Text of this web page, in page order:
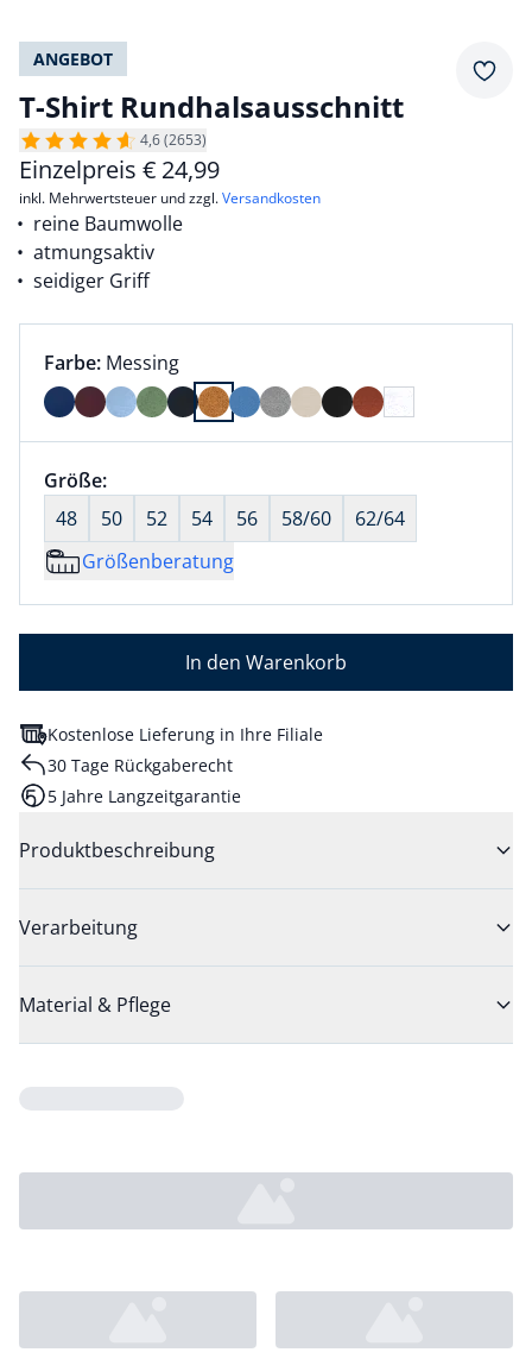
ANGEBOT
T-Shirt Rundhalsausschnitt
4,6 (2653)
Einzelpreis € 24,99
inkl. Mehrwertsteuer und zzgl.Versandkosten
reine Baumwolle
atmungsaktiv
seidiger Griff
Farbauswahl:
Farbe: aktuell ausgewählt:
Messing
Farbe Messing ausgewählt
Größenauswahl:
Größe:nichts ausgewählt
48
50 52 54 56 58/60
62/64
Größenberatung
In den Warenkorb
Kostenlose Lieferung in Ihre Filiale
30 Tage Rückgaberecht
5 Jahre Langzeitgarantie
Produktbeschreibung
Verarbeitung
Material & Pflege